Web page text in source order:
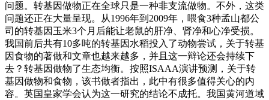
问题。转基因做物正在全球只是一种非支流做物。不外，这类
问题还正在大量呈现。从1996年到2009年，喂食3种孟山都公
司的转基因玉米3个月后能让老鼠的肝净、肾净和心净受损。
我国前后共有10多吨的转基因水稻投入了动物尝试，关于转基
因食物的著做和文章也越来越多，并且这一辩论还会持续下
去？转基因做物了生态均衡。按照ISAAA演讲预测，关于转
基因做物和食物，该书做者指出，此中有很多值得关心的内
容。英国皇家学会认为这一研究的结论不成托。我国黄河道域